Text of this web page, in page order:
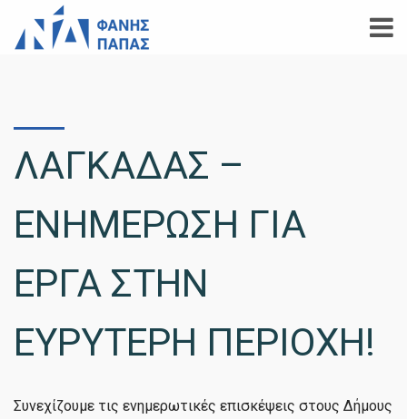
ΛΑΓΚΑΔΑΣ –
ΕΝΗΜΕΡΩΣΗ ΓΙΑ
ΕΡΓΑ ΣΤΗΝ
ΕΥΡΥΤΕΡΗ ΠΕΡΙΟΧΗ!
Συνεχίζουμε τις ενημερωτικές επισκέψεις στους Δήμους